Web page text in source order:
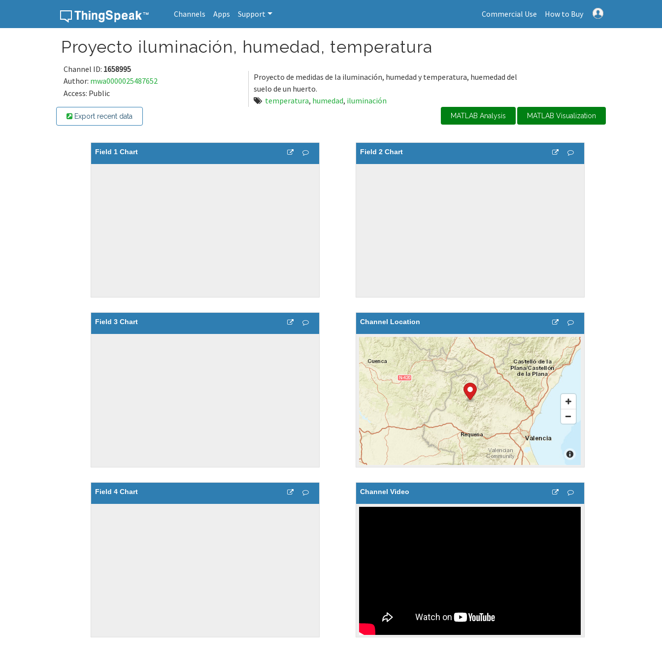
Channels Apps Support Commercial Use How to Buy
Proyecto iluminación, humedad, temperatura
Channel ID: 1658995
Author: mwa0000025487652
Access: Public
Proyecto de medidas de la iluminación, humedad y temperatura, huemedad del
suelo de un huerto.
temperatura, humedad, iluminación
Export recent data MATLAB Analysis MATLAB Visualization
Field 1 Chart Field 2 Chart
Field 3 Chart Channel Location
Field 4 Chart Channel Video